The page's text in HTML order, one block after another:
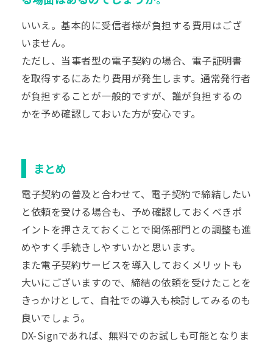
いいえ。基本的に受信者様が負担する費用はござ
いません。
ただし、当事者型の電子契約の場合、電子証明書
を取得するにあたり費用が発生します。通常発行者
が負担することが一般的ですが、誰が負担するの
かを予め確認しておいた方が安心です。
まとめ
電子契約の普及と合わせて、電子契約で締結したい
と依頼を受ける場合も、予め確認しておくべきポ
イントを押さえておくことで関係部門との調整も進
めやすく手続きしやすいかと思います。
また電子契約サービスを導入しておくメリットも
大いにございますので、締結の依頼を受けたことを
きっかけとして、自社での導入も検討してみるのも
良いでしょう。
DX-Signであれば、無料でのお試しも可能となりま